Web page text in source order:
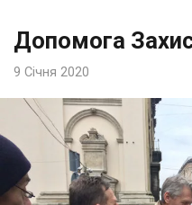
Допомога
9 Січня 2020